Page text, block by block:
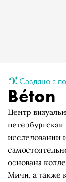
Создано с
Béton
Центр
исследовании
основана
Мичи, а также